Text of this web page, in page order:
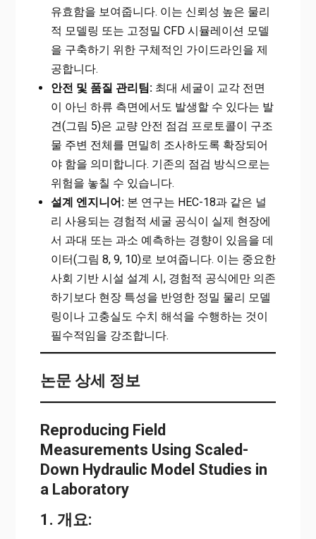
유효함을 보여줍니다. 이는 신뢰성 높은 물리
적 모델링 또는 고정밀 CFD 시뮬레이션 모델
을 구축하기 위한 구체적인 가이드라인을 제
공합니다.
안전 및 품질 관리팀:최대 세굴이 교각 전면
이 아닌 하류 측면에서도 발생할 수 있다는 발
견(그림 5)은 교량 안전 점검 프로토콜이 구조
물 주변 전체를 면밀히 조사하도록 확장되어
야 함을 의미합니다. 기존의 점검 방식으로는
위험을 놓칠 수 있습니다.
설계 엔지니어:본 연구는 HEC-18과 같은 널
리 사용되는 경험적 세굴 공식이 실제 현장에
서 과대 또는 과소 예측하는 경향이 있음을 데
이터(그림 8, 9, 10)로 보여줍니다. 이는 중요한
사회 기반 시설 설계 시, 경험적 공식에만 의존
하기보다 현장 특성을 반영한 정밀 물리 모델
링이나 고충실도 수치 해석을 수행하는 것이
필수적임을 강조합니다.
논문 상세 정보
Reproducing Field
Measurements Using Scaled-
Down Hydraulic Model Studies in
a Laboratory
1. 개요: